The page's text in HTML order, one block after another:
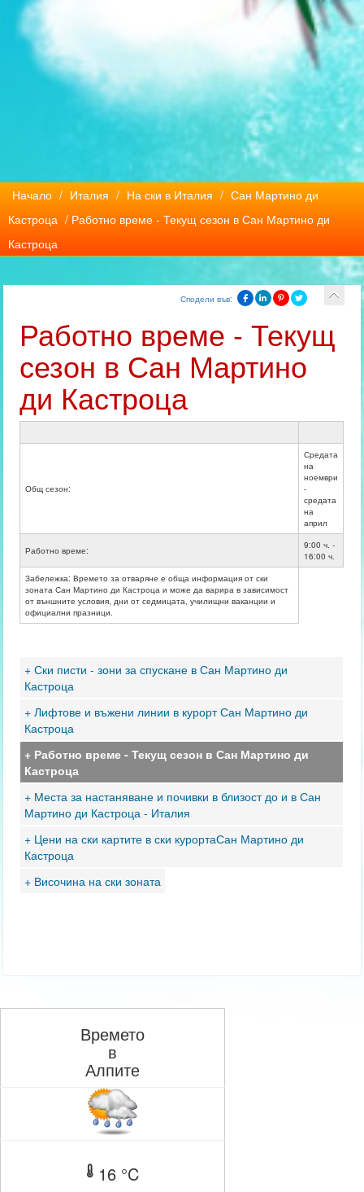
Начало / Италия / На ски в Италия / Сан Мартино ди
Кастроца / Работно време - Текущ сезон в Сан Мартино ди
Кастроца
Сподели във:
Работно време - Текущ
сезон в Сан Мартино
ди Кастроца
Общ сезон:
Средата
на
ноември
-
средата
на
април
Работно време:
9:00 ч. -
16:00 ч.
Забележка: Времето за отваряне е обща информация от ски
зоната Сан Мартино ди Кастроца и може да варира в зависимост
от външните условия, дни от седмицата, училищни ваканции и
официални празници.
+ Ски писти - зони за спускане в Сан Мартино ди
Кастроца
+ Лифтове и въжени линии в курорт Сан Мартино ди
Кастроца
+ Работно време - Текущ сезон в Сан Мартино ди
Кастроца
+ Места за настаняване и почивки в близост до и в Сан
Мартино ди Кастроца - Италия
+ Цени на ски картите в ски курортаСан Мартино ди
Кастроца
+ Височина на ски зоната
Времето
в
Алпите
16 °C